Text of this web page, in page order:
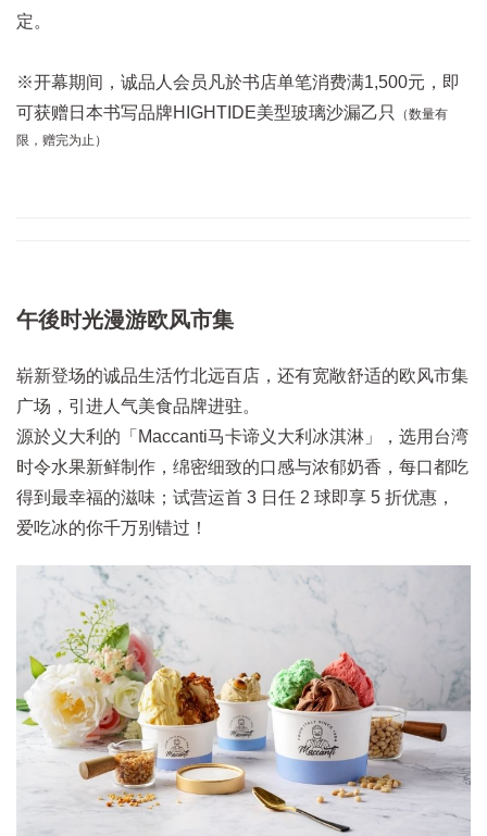
定。
※开幕期间，诚品人会员凡於书店单笔消费满1,500元，即
可获赠日本书写品牌HIGHTIDE美型玻璃沙漏乙只
（数量有
限，赠完为止）
午後时光漫游欧风市集
崭新登场的诚品生活竹北远百店，还有宽敞舒适的欧风市集
广场，引进人气美食品牌进驻。
源於义大利的「Maccanti马卡谛义大利冰淇淋」，选用台湾
时令水果新鲜制作，绵密细致的口感与浓郁奶香，每口都吃
得到最幸福的滋味；试营运首 3 日任 2 球即享 5 折优惠，
爱吃冰的你千万别错过！